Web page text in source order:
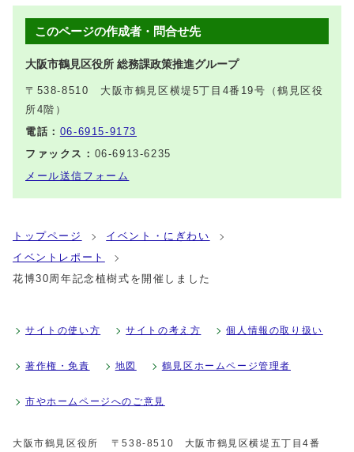
このページの作成者・問合せ先
大阪市鶴見区役所 総務課政策推進グループ
〒538-8510 大阪市鶴見区横堤5丁目4番19号（鶴見区役
所4階）
電話： 06-6915-9173
ファックス： 06-6913-6235
メール送信フォーム
トップページ
イベント・にぎわい
イベントレポート
花博30周年記念植樹式を開催しました
サイトの使い方 サイトの考え方 個人情報の取り扱い
著作権・免責 地図 鶴見区ホームページ管理者
市やホームページへのご意見
大阪市鶴見区役所 〒538-8510 大阪市鶴見区横堤五丁目4番